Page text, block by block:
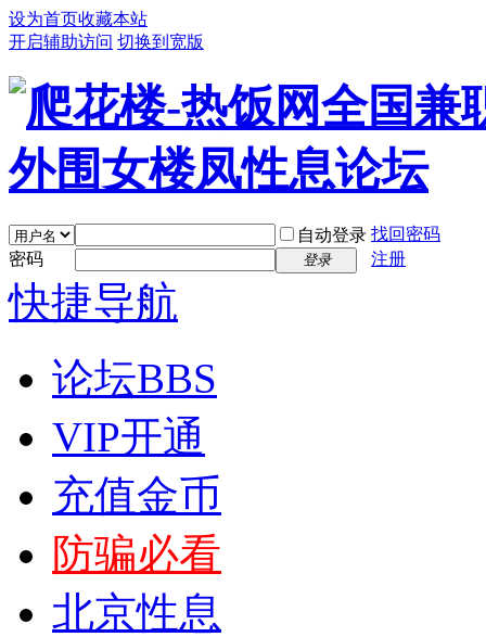
设为首页收藏本站
开启辅助访问 切换到宽版
自动登录 找回密码
密码
登录 注册
快捷导航
论坛BBS
VIP开通
充值金币
防骗必看
北京性息